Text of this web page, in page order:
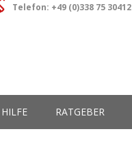
Telefon: +49 (0)338 75 30412
HILFE RATGEBER